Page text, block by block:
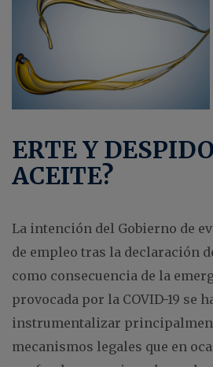
ERTE Y
ACEITE?
La intención del Gobierno de
de empleo tras la declaración
como consecuencia de la
provocada por la COVID-19 se
instrumentalizar
mecanismos legales que en